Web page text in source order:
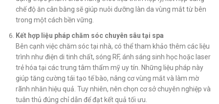
chế độ ăn cân bằng sẽ giúp nuôi dưỡng làn da vùng mắt từ bên
trong một cách bền vững.
Kết hợp liệu pháp chăm sóc chuyên sâu tại spa
Bên cạnh việc chăm sóc tại nhà, có thể tham khảo thêm các liệu
trình như điện di tinh chất, sóng RF, ánh sáng sinh học hoặc laser
trẻ hóa tại các trung tâm thẩm mỹ uy tín. Những liệu pháp này
giúp tăng cường tái tạo tế bào, nâng cơ vùng mắt và làm mờ
rãnh nhăn hiệu quả. Tuy nhiên, nên chọn cơ sở chuyên nghiệp và
tuân thủ đúng chỉ dẫn để đạt kết quả tối ưu.